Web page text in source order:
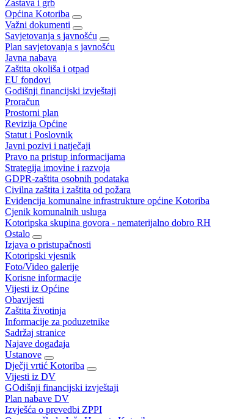
Zastava i grb
Općina Kotoriba
Važni dokumenti
Savjetovanja s javnošću
Plan savjetovanja s javnošću
Javna nabava
Zaštita okoliša i otpad
EU fondovi
Godišnji financijski izvještaji
Proračun
Prostorni plan
Revizija Općine
Statut i Poslovnik
Javni pozivi i natječaji
Pravo na pristup informacijama
Strategija imovine i razvoja
GDPR-zaštita osobnih podataka
Civilna zaštita i zaštita od požara
Evidencija komunalne infrastrukture općine Kotoriba
Cjenik komunalnih usluga
Kotoripska skupina govora - nematerijalno dobro RH
Ostalo
Izjava o pristupačnosti
Kotoripski vjesnik
Foto/Video galerije
Korisne informacije
Vijesti iz Općine
Obavijesti
Zaštita životinja
Informacije za poduzetnike
Sadržaj stranice
Najave događaja
Ustanove
Dječji vrtić Kotoriba
Vijesti iz DV
GOdišnji financijski izvještaji
Plan nabave DV
Izvješća o prevedbi ZPPI